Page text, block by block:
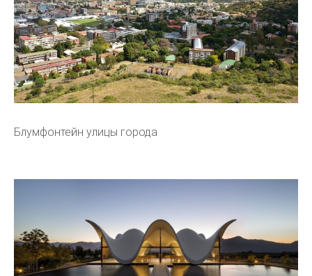
Блумфонтейн улицы города